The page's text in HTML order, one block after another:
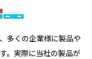
多くの企業様に製品や
。実際に当社の製品が